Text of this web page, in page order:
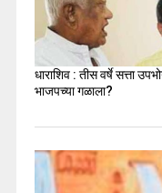
धाराशिव : तीस वर्षे सत्ता
भाजपच्या गळाला?